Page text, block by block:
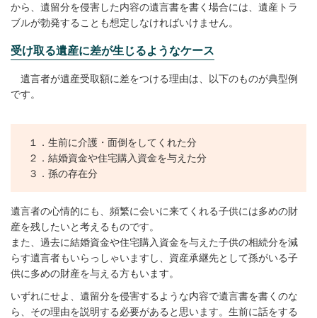
から、遺留分を侵害した内容の遺言書を書く場合には、遺産トラ
ブルが勃発することも想定しなければいけません。
受け取る遺産に差が生じるようなケース
遺言者が遺産受取額に差をつける理由は、以下のものが典型例
です。
１．生前に介護・面倒をしてくれた分
２．結婚資金や住宅購入資金を与えた分
３．孫の存在分
遺言者の心情的にも、頻繁に会いに来てくれる子供には多めの財
産を残したいと考えるものです。
また、過去に結婚資金や住宅購入資金を与えた子供の相続分を減
らす遺言者もいらっしゃいますし、資産承継先として孫がいる子
供に多めの財産を与える方もいます。
いずれにせよ、遺留分を侵害するような内容で遺言書を書くのな
ら、その理由を説明する必要があると思います。生前に話をする